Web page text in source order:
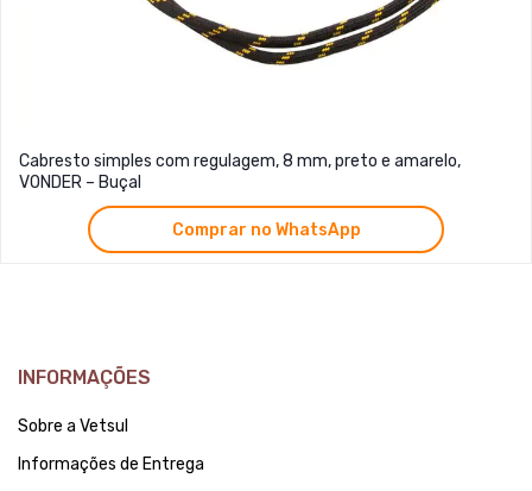
Cabresto simples com regulagem, 8 mm, preto e amarelo,
VONDER – Buçal
Comprar no WhatsApp
INFORMAÇÕES
Sobre a Vetsul
Informações de Entrega